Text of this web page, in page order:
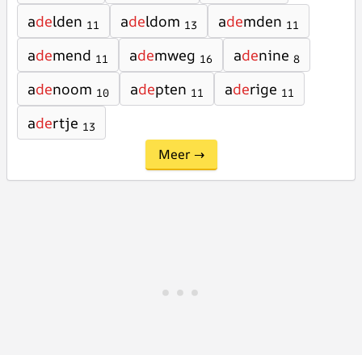
adelden 11 adeldom 13 ademden 11
ademend 11 ademweg 16 adenine 8
adenoom 10 adepten 11 aderige 11
adertje 13
Meer →